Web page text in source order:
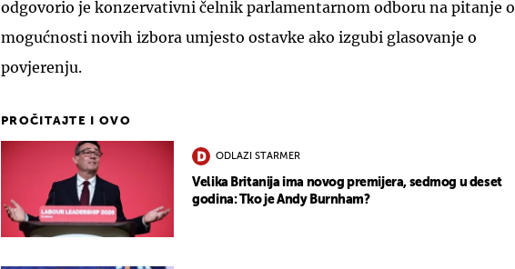
odgovorio je konzervativni čelnik parlamentarnom odboru na pitanje o
mogućnosti novih izbora umjesto ostavke ako izgubi glasovanje o
povjerenju.
PROČITAJTE I OVO
ODLAZI STARMER
Velika Britanija ima novog premijera, sedmog u deset
godina: Tko je Andy Burnham?